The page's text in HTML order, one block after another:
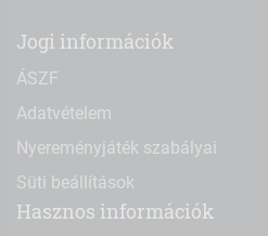
Jogi információk
ÁSZF
Adatvételem
Nyereményjáték szabályai
Süti beállítások
Hasznos információk